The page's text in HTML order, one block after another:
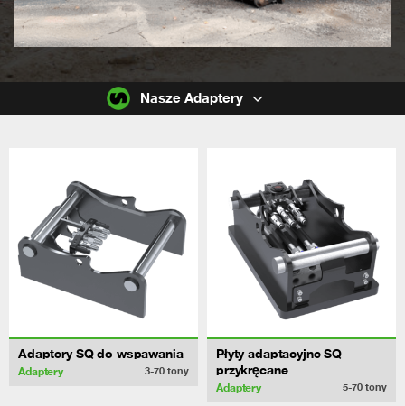
Adaptery SQ do wspawania
Adaptery 3-70 tony
Płyty adaptacyjne SQ
przykręcane
Adaptery 5-70 tony
Nasze Adaptery